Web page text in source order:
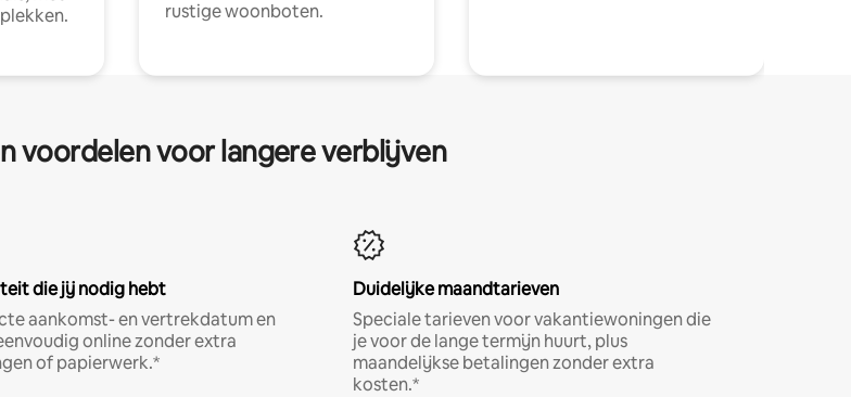
rustige woonboten.
voordelen voor langere verblijven
die jij nodig hebt
aankomst- en vertrekdatum en
online zonder extra
of papierwerk.*
Duidelijke maandtarieven
Speciale tarieven voor vakantiewoningen die
je voor de lange termijn huurt, plus
maandelijkse betalingen zonder extra
kosten.*